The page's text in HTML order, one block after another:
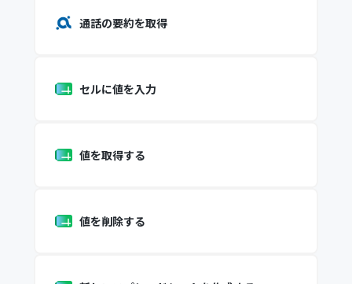
通話の要約を取得
セルに値を入力
値を取得する
値を削除する